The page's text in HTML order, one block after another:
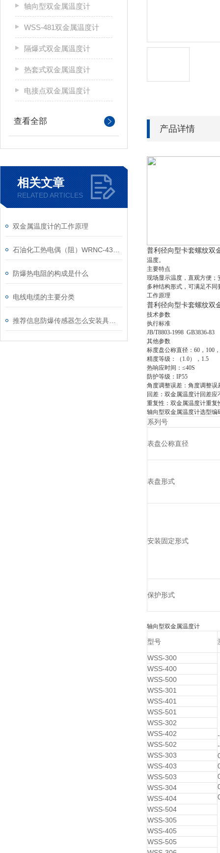
轴向型双金属温度计
WSS-481双金属温度计
隔爆式双金属温度计
热套式双金属温度计
电接点双金属温度计
查看全部
相关文章
RELATED ARTICLES
双金属温度计的工作原理
防爆热电阻的构成是什么
电线电缆的主要分类
产品详情
普利径向型卡套螺纹双
温度。
主要特点
现场显示温度，直观方便
多种结构形式，可满足不同
工作原理
普利径向型卡套螺纹双
技术参数
执行标准
JB/T8803-1998 GB3836-83
其他参数
标度盘公称直径：60，100
精度等级：（1.0），1.5
热响应时间：≤40S
防护等级：IP55
角度调整误差：角度调整误
回差：双金属温度计回差
重复性：双金属温度计重复
轴向型双金属温度计选型编
系列号
表盘公称直径
表盘形式
安装固定形式
保护形式
轴向型双金属温度计
型号
WSS-300
WSS-400
WSS-500
WSS-301
WSS-401
WSS-501
WSS-302
WSS-402
WSS-502
WSS-303
WSS-403
WSS-503
WSS-304
WSS-404
WSS-504
WSS-305
WSS-405
WSS-505